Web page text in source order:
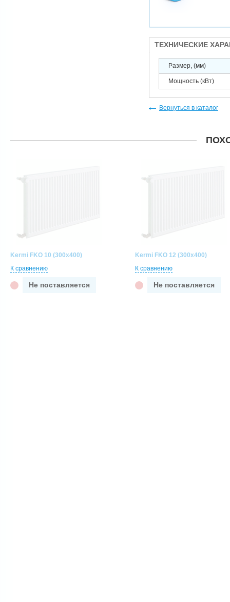
ТЕХНИЧЕСКИЕ
Размер, (мм)
Мощность (кВт)
Вернуться в каталог
Kermi FKO 10 (300x400)
К сравнению
Не поставляется
Kermi FKO 12 (300x400)
К сравнению
Не поставляется